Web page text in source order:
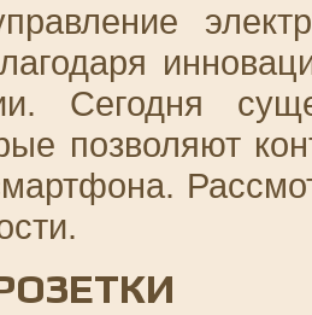
Сегодня
позволяют